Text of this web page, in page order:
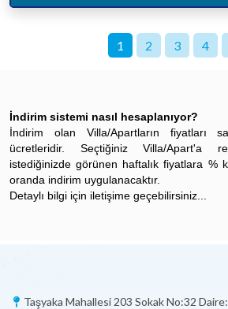
1 2 3 4
İndirim sistemi nasıl hesaplanıyor?
İndirim olan Villa/Apartların fiyatları
ücretleridir. Seçtiğiniz Villa/Apart'a
istediğinizde görünen haftalık fiyatlara %
oranda indirim uygulanacaktır.
Detaylı bilgi için iletişime geçebilirsiniz...
Taşyaka Mahallesi 203 Sokak No:32